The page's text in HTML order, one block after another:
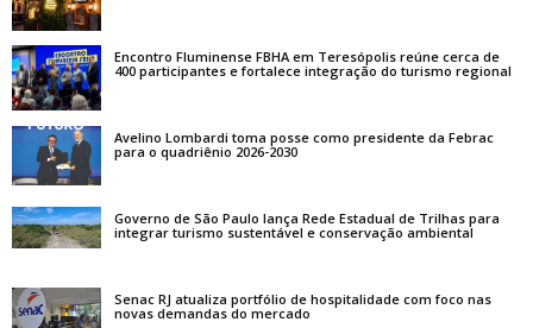
Encontro Fluminense FBHA em Teresópolis reúne cerca de
400 participantes e fortalece integração do turismo regional
Avelino Lombardi toma posse como presidente da Febrac
para o quadriênio 2026-2030
Governo de São Paulo lança Rede Estadual de Trilhas para
integrar turismo sustentável e conservação ambiental
Senac RJ atualiza portfólio de hospitalidade com foco nas
novas demandas do mercado